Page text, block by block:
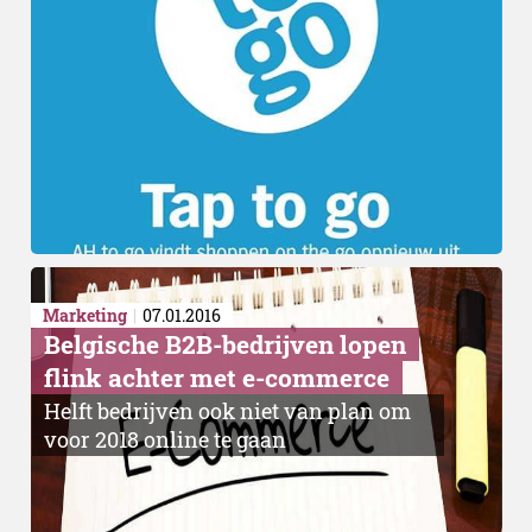
uitgelicht
Marketing 07.01.2016
Belgische B2B-bedrijven lopen
flink achter met e-commerce
Helft bedrijven ook niet van plan om
voor 2018 online te gaan